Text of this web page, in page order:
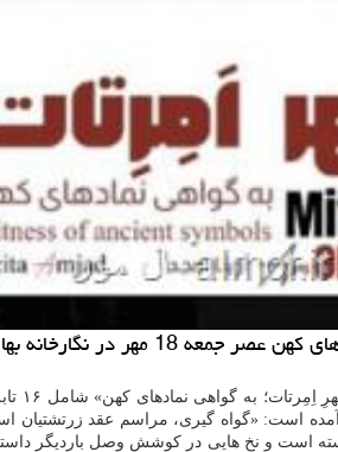
بهارک افتتاح خواهد شد.
آمده است: «گواه گیری، مراسم عقد
نخ هایی در کوششِ وصل باردیگر داستانی